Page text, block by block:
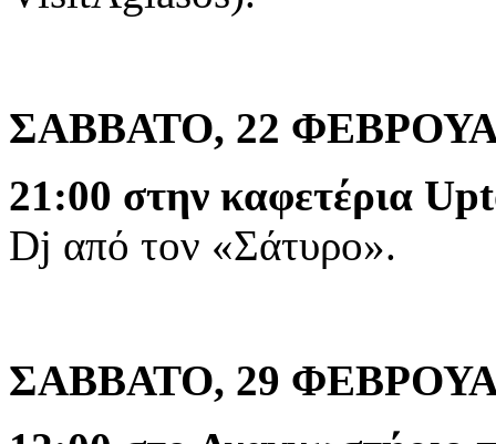
ΣΑΒΒΑΤΟ, 22
21:00 στην καφετέρια
Dj από τον «Σάτυρο».
ΣΑΒΒΑΤΟ, 29